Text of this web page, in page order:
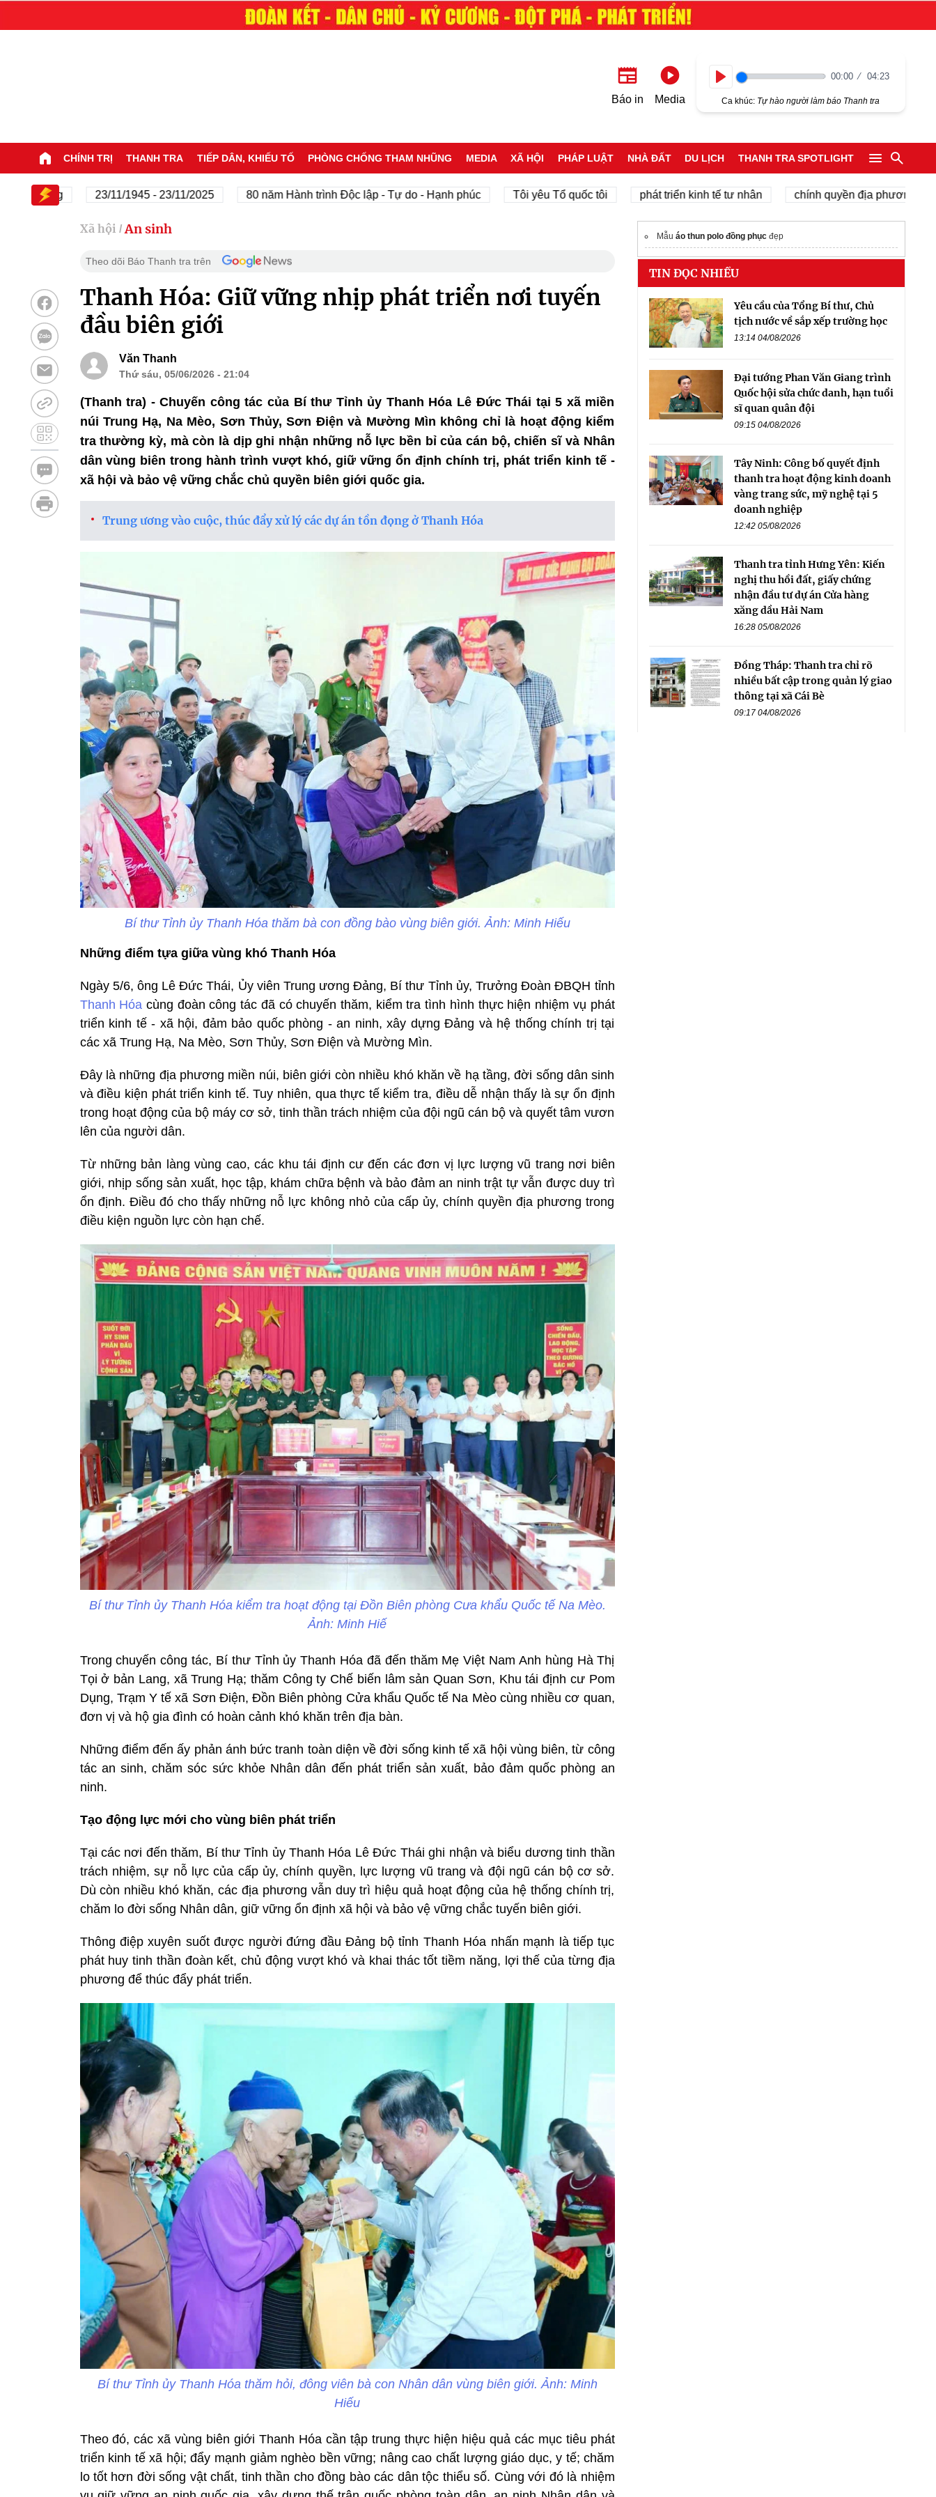
Báo in Media
00:00 04:23
Ca khúc: Tự hào người làm báo Thanh tra
CHÍNH TRỊ THANH TRA TIẾP DÂN, KHIẾU TỐ PHÒNG CHỐNG THAM NHŨNG MEDIA XÃ HỘI PHÁP LUẬT NHÀ ĐẤT DU LỊCH THANH TRA SPOTLIGHT
23/11/1945 - 23/11/2025 80 năm Hành trình Độc lập - Tự do - Hạnh phúc Tôi yêu Tổ quốc tôi phát triển kinh tế tư nhân chính quyền địa phương 2 cấp
Xã hội / An sinh
Theo dõi Báo Thanh tra trên
Thanh Hóa: Giữ vững nhịp phát triển nơi tuyến
đầu biên giới
Văn Thanh
Thứ sáu, 05/06/2026 - 21:04
(Thanh tra) - Chuyến công tác của Bí thư Tỉnh ủy Thanh Hóa Lê Đức Thái tại 5 xã miền
núi Trung Hạ, Na Mèo, Sơn Thủy, Sơn Điện và Mường Mìn không chỉ là hoạt động kiểm
tra thường kỳ, mà còn là dịp ghi nhận những nỗ lực bền bỉ của cán bộ, chiến sĩ và Nhân
dân vùng biên trong hành trình vượt khó, giữ vững ổn định chính trị, phát triển kinh tế -
xã hội và bảo vệ vững chắc chủ quyền biên giới quốc gia.
Trung ương vào cuộc, thúc đẩy xử lý các dự án tồn đọng ở Thanh Hóa
Bí thư Tỉnh ủy Thanh Hóa thăm bà con đồng bào vùng biên giới. Ảnh: Minh Hiếu
Những điểm tựa giữa vùng khó Thanh Hóa
Ngày 5/6, ông Lê Đức Thái, Ủy viên Trung ương Đảng, Bí thư Tỉnh ủy, Trưởng Đoàn ĐBQH tỉnh
Thanh Hóa cùng đoàn công tác đã có chuyến thăm, kiểm tra tình hình thực hiện nhiệm vụ phát
triển kinh tế - xã hội, đảm bảo quốc phòng - an ninh, xây dựng Đảng và hệ thống chính trị tại
các xã Trung Hạ, Na Mèo, Sơn Thủy, Sơn Điện và Mường Mìn.
Đây là những địa phương miền núi, biên giới còn nhiều khó khăn về hạ tầng, đời sống dân sinh
và điều kiện phát triển kinh tế. Tuy nhiên, qua thực tế kiểm tra, điều dễ nhận thấy là sự ổn định
trong hoạt động của bộ máy cơ sở, tinh thần trách nhiệm của đội ngũ cán bộ và quyết tâm vươn
lên của người dân.
Từ những bản làng vùng cao, các khu tái định cư đến các đơn vị lực lượng vũ trang nơi biên
giới, nhịp sống sản xuất, học tập, khám chữa bệnh và bảo đảm an ninh trật tự vẫn được duy trì
ổn định. Điều đó cho thấy những nỗ lực không nhỏ của cấp ủy, chính quyền địa phương trong
điều kiện nguồn lực còn hạn chế.
Bí thư Tỉnh ủy Thanh Hóa kiểm tra hoạt động tại Đồn Biên phòng Cưa khẩu Quốc tế Na Mèo.
Ảnh: Minh Hiế
Trong chuyến công tác, Bí thư Tỉnh ủy Thanh Hóa đã đến thăm Mẹ Việt Nam Anh hùng Hà Thị
Tọi ở bản Lang, xã Trung Hạ; thăm Công ty Chế biến lâm sản Quan Sơn, Khu tái định cư Pom
Dụng, Trạm Y tế xã Sơn Điện, Đồn Biên phòng Cửa khẩu Quốc tế Na Mèo cùng nhiều cơ quan,
đơn vị và hộ gia đình có hoàn cảnh khó khăn trên địa bàn.
Những điểm đến ấy phản ánh bức tranh toàn diện về đời sống kinh tế xã hội vùng biên, từ công
tác an sinh, chăm sóc sức khỏe Nhân dân đến phát triển sản xuất, bảo đảm quốc phòng an
ninh.
Tạo động lực mới cho vùng biên phát triển
Tại các nơi đến thăm, Bí thư Tỉnh ủy Thanh Hóa Lê Đức Thái ghi nhận và biểu dương tinh thần
trách nhiệm, sự nỗ lực của cấp ủy, chính quyền, lực lượng vũ trang và đội ngũ cán bộ cơ sở.
Dù còn nhiều khó khăn, các địa phương vẫn duy trì hiệu quả hoạt động của hệ thống chính trị,
chăm lo đời sống Nhân dân, giữ vững ổn định xã hội và bảo vệ vững chắc tuyến biên giới.
Thông điệp xuyên suốt được người đứng đầu Đảng bộ tỉnh Thanh Hóa nhấn mạnh là tiếp tục
phát huy tinh thần đoàn kết, chủ động vượt khó và khai thác tốt tiềm năng, lợi thế của từng địa
phương để thúc đẩy phát triển.
Bí thư Tỉnh ủy Thanh Hóa thăm hỏi, đông viên bà con Nhân dân vùng biên giới. Ảnh: Minh
Hiếu
Theo đó, các xã vùng biên giới Thanh Hóa cần tập trung thực hiện hiệu quả các mục tiêu phát
triển kinh tế xã hội; đẩy mạnh giảm nghèo bền vững; nâng cao chất lượng giáo dục, y tế; chăm
lo tốt hơn đời sống vật chất, tinh thần cho đồng bào các dân tộc thiểu số. Cùng với đó là nhiệm
Mẫu áo thun polo đồng phụcđẹp
TIN ĐỌC NHIỀU
Yêu cầu của Tổng Bí thư, Chủ
tịch nước về sắp xếp trường học
13:14 04/08/2026
Đại tướng Phan Văn Giang trình
Quốc hội sửa chức danh, hạn tuổi
sĩ quan quân đội
09:15 04/08/2026
Tây Ninh: Công bố quyết định
thanh tra hoạt động kinh doanh
vàng trang sức, mỹ nghệ tại 5
doanh nghiệp
12:42 05/08/2026
Thanh tra tỉnh Hưng Yên: Kiến
nghị thu hồi đất, giấy chứng
nhận đầu tư dự án Cửa hàng
xăng dầu Hải Nam
16:28 05/08/2026
Đồng Tháp: Thanh tra chỉ rõ
nhiều bất cập trong quản lý giao
thông tại xã Cái Bè
09:17 04/08/2026